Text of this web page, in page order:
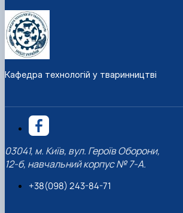
Кафедра технологій у тваринництві
03041, м. Київ, вул. Героїв Оборони,
12-б, навчальний корпус № 7-А.
+38(098) 243-84-71